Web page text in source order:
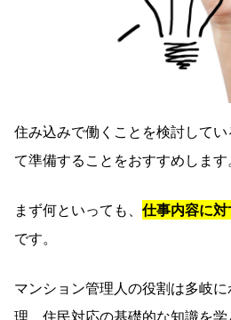
住み込みで働くことを検討して
て準備することをおすすめします。
まず何といっても、 仕事内容に
です。
マンション管理人の役割は多岐